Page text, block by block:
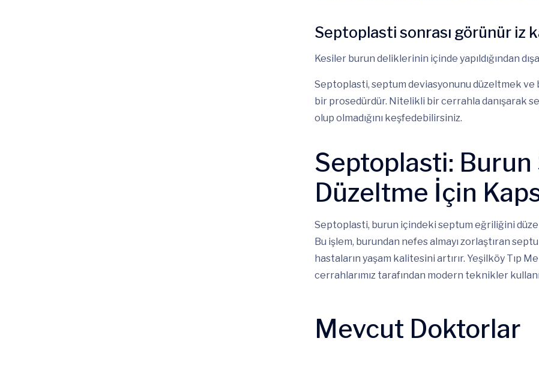
Septoplasti sonrası görünür iz
Kesiler burun deliklerinin içinde yapıldığından
Septoplasti, septum deviasyonunu düzeltmek
bir prosedürdür. Nitelikli bir cerrahla danışarak
olup olmadığını keşfedebilirsiniz.
Septoplasti:
Düzeltme İçin
Septoplasti, burun içindeki septum eğriliğini
Bu işlem, burundan nefes almayı zorlaştıran
hastaların yaşam kalitesini artırır. Yeşilköy Tıp
cerrahlarımız tarafından modern teknikler
Mevcut Doktorlar